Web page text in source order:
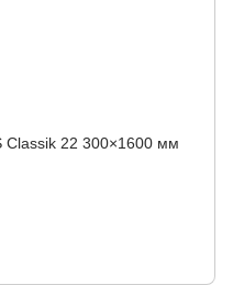
Classik 22 300×1600 мм